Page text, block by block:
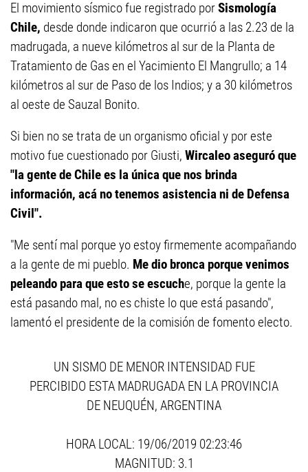
El movimiento sísmico fue registrado porSismología
Chile, desde donde indicaron que ocurrió a las 2.23 de la
madrugada, a nueve kilómetros al sur de la Planta de
Tratamiento de Gas en el Yacimiento El Mangrullo; a 14
kilómetros al sur de Paso de los Indios; y a 30 kilómetros
al oeste de Sauzal Bonito.
Si bien no se trata de un organismo oficial y por este
motivo fue cuestionado por Giusti, Wircaleo aseguró que
"la gente de Chile es la única que nos brinda
información, acá no tenemos asistencia ni de Defensa
Civil".
"Me sentí mal porque yo estoy firmemente acompañando
a la gente de mi pueblo. Me dio bronca porque venimos
peleando para que esto se escuche, porque la gente la
está pasando mal, no es chiste lo que está pasando",
lamentó el presidente de la comisión de fomento electo.
UN SISMO DE MENOR INTENSIDAD FUE
PERCIBIDO ESTA MADRUGADA EN LA PROVINCIA
DE NEUQUÉN, ARGENTINA
HORA LOCAL: 19/06/2019 02:23:46
MAGNITUD: 3.1